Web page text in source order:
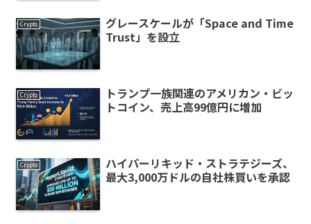
Crypto
グレースケールが「Space and Time
Trust」を設立
Crypto
トランプ一族関連のアメリカン・ビッ
トコイン、売上高99億円に増加
Crypto
ハイパーリキッド・ストラテジーズ、
最大3,000万ドルの自社株買いを承認